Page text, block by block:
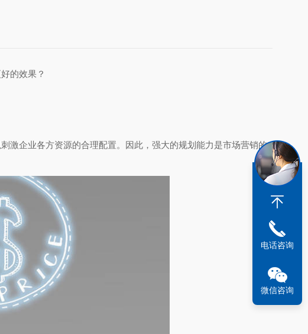
的效果？
激企业各方资源的合理配置。因此，强大的规划能力是市场营销的
电话咨询
微信咨询